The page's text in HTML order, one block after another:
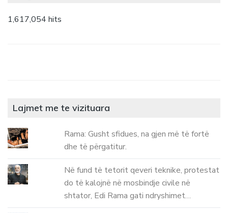
1,617,054 hits
Lajmet me te vizituara
Rama: Gusht sfidues, na gjen më të fortë
dhe të përgatitur.
Në fund të tetorit qeveri teknike, protestat
do të kalojnë në mosbindje civile në
shtator, Edi Rama gati ndryshimet…